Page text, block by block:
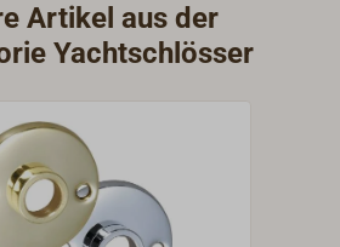
Artikel aus der
Yachtschlösser